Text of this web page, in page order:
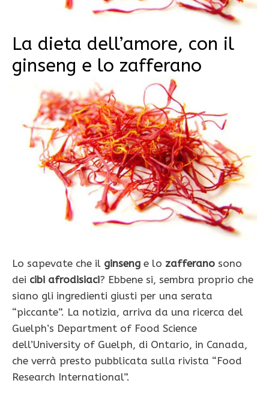
La dieta dell’amore, con il
ginseng e lo zafferano
Lo sapevate che il ginseng e lo zafferano sono
dei cibi afrodisiaci? Ebbene si, sembra proprio che
siano gli ingredienti giusti per una serata
“piccante”. La notizia, arriva da una ricerca del
Guelph’s Department of Food Science
dell’University of Guelph, di Ontario, in Canada,
che verrà presto pubblicata sulla rivista “Food
Research International”.